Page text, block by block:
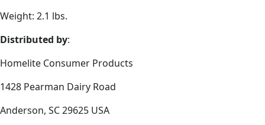
Weight: 2.1 lbs.
Distributed by:
Homelite Consumer Products
1428 Pearman Dairy Road
Anderson, SC 29625 USA